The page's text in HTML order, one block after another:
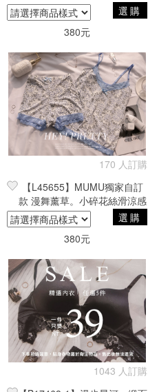
感睡衣。黑
選購
380元
170 人訂購
【L45655】MUMU獨家自訂
款 漫舞薰草。小碎花絲滑涼感
兩件式睡衣
選購
380元
1043 人訂購